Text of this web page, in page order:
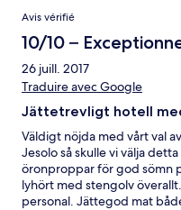
Avis vérifié
10/10 –
26 juill. 2017
Traduire avec Google
Jättetrevligt hotell
Väldigt nöjda med vårt val
Jesolo så skulle vi välja
öronproppar för god sömn
lyhört med stengolv
personal. Jättegod mat